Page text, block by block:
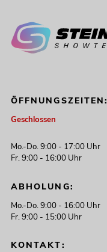
ÖFFNUNGSZEITEN:
Geschlossen
Mo.-Do. 9:00 - 17:00 Uhr
Fr. 9:00 - 16:00 Uhr
ABHOLUNG:
Mo.-Do. 9:00 - 16:00 Uhr
Fr. 9:00 - 15:00 Uhr
KONTAKT: